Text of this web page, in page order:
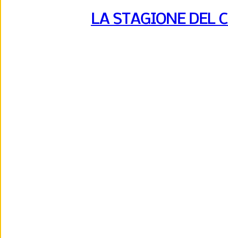
LA STAGIONE DEL